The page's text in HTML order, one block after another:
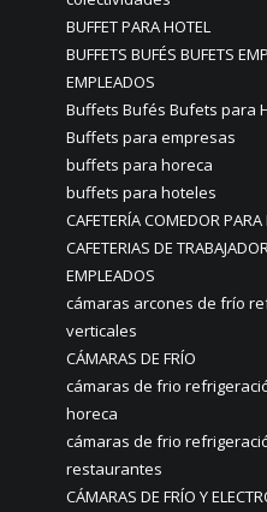
BUFFET PARA HOTEL
BUFFETS BUFÉS BUFETS
EMPLEADOS
Buffets Bufés Bufets para
Buffets para empresas
buffets para horeca
buffets para hoteles
CAFETERÍA COMEDOR
CAFETERIAS DE
EMPLEADOS
cámaras arcones de frío
verticales
CÁMARAS DE FRÍO
cámaras de frio
horeca
cámaras de frio
restaurantes
CÁMARAS DE FRÍO Y